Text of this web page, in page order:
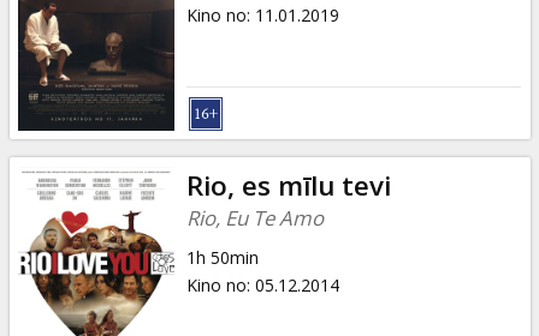
Kino no: 11.01.2019
Rio, es mīlu tevi
Rio, Eu Te Amo
1h 50min
Kino no: 05.12.2014